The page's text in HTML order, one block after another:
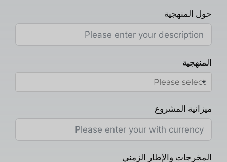
حول المنهجية
المنهجية
ميزانية المشروع
المخرجات والإطار الزمني